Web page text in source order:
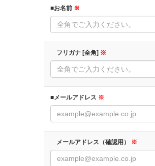
■お名前 ※
フリガナ [全角] ※
■メールアドレス ※
メールアドレス（確認用） ※